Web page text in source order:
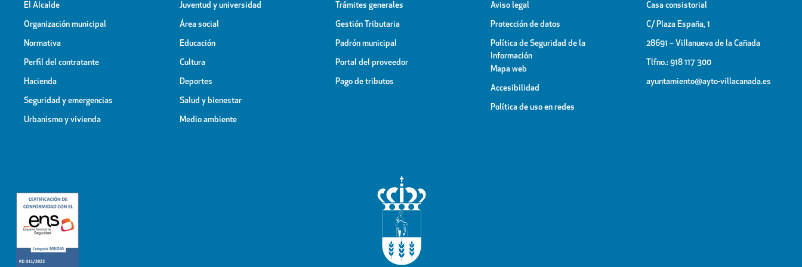
El Alcalde
Organización municipal
Normativa
Perfil del contratante
Hacienda
Seguridad y emergencias
Urbanismo y vivienda
Juventud y universidad
Área social
Educación
Cultura
Deportes
Salud y bienestar
Medio ambiente
Trámites generales
Gestión Tributaria
Padrón municipal
Portal del proveedor
Pago de tributos
Aviso legal
Protección de datos
Política de Seguridad de la
Información
Mapa web
Accesibilidad
Política de uso en redes
Casa consistorial
C/ Plaza España, 1
28691 – Villanueva de la Cañada
Tlfno.: 918 117 300
ayuntamiento@ayto-villacanada.es